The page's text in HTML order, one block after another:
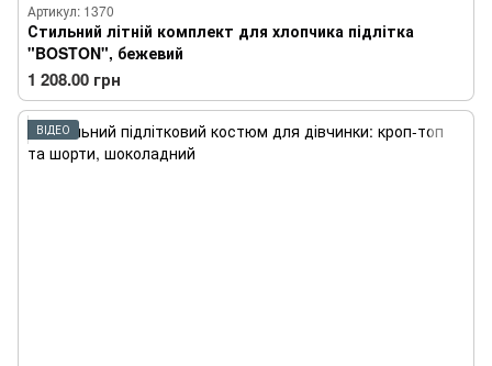
Артикул: 1370
Стильний літній комплект для хлопчика підлітка
"BOSTON", бежевий
1 208.00 грн
ВІДЕО